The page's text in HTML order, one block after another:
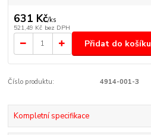
631 Kč/ks
521,49 Kč bez DPH
Přidat do košíku
Číslo produktu: 4914-001-3
Kompletní specifikace